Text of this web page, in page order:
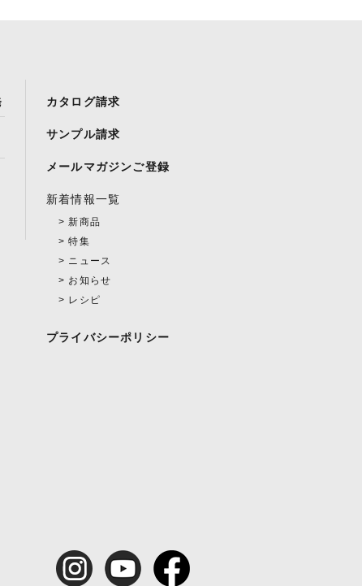
カタログ請求
サンプル請求
メールマガジンご登録
新着情報一覧
新商品
特集
ニュース
お知らせ
レシピ
プライバシーポリシー